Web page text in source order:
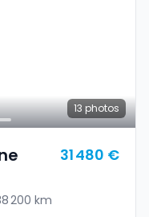
13 photos
31 480 €
200 km